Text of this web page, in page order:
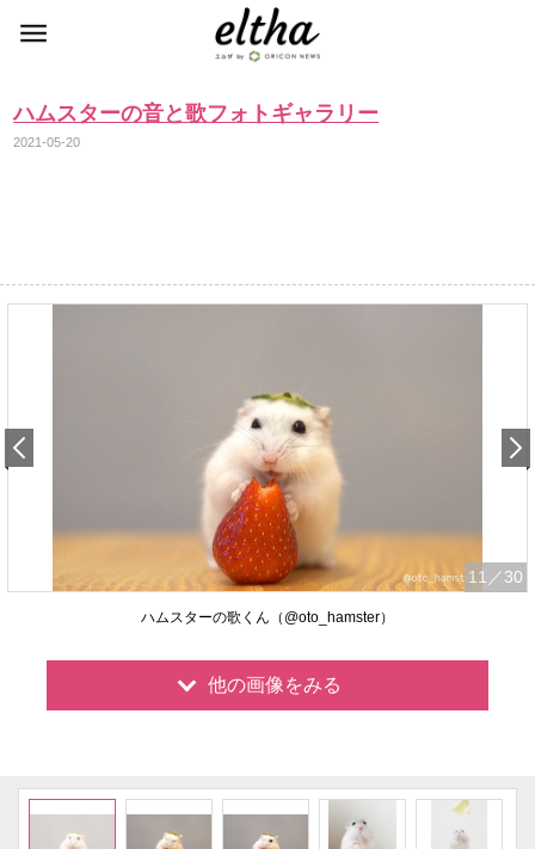
ハムスターの音と歌フォトギャラリー
2021-05-20
11 ／30
ハムスターの歌くん（@oto_hamster）
他の画像をみる